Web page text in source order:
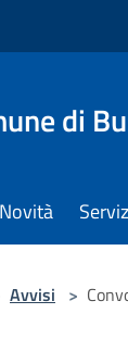
di
Novità
Avvisi >